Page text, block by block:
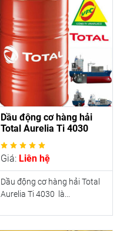
Dầu động cơ hàng hải
Total Aurelia Ti 4030
Giá: Liên hệ
Dầu động cơ hàng hải Total
Aurelia Ti 4030 là...